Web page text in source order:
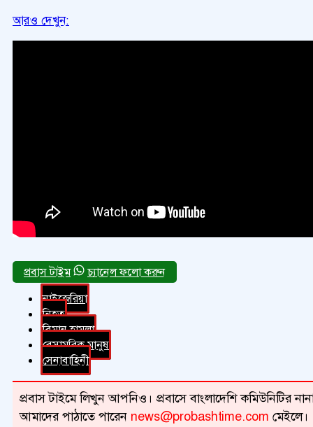
আরও দেখুন:
চ্যানেল ফলো করুন
নাইজেরিয়া
নিহত
বিমান হামলা
বেসামরিক মানুষ
সেনাবাহিনী
প্রবাস টাইমে লিখুন আপনিও। প্রবাসে বাংলাদেশি কমিউনিটির
আমাদের পাঠাতে পারেন news@probashtime.com মেইলে।